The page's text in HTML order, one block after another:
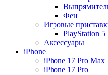
Фен
Игровые
PlayStation 5
Аксессуары
iPhone
iPhone 17 Pro Max
iPhone 17 Pro